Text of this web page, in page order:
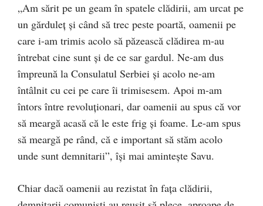
„Am sărit pe un geam în spatele clădirii, am urcat pe
un gărduleț și când să trec peste poartă, oamenii pe
care i-am trimis acolo să păzească clădirea m-au
întrebat cine sunt și de ce sar gardul. Ne-am dus
împreună la Consulatul Serbiei și acolo ne-am
întâlnit cu cei pe care îi trimisesem. Apoi m-am
întors între revoluționari, dar oamenii au spus că vor
să meargă acasă că le este frig și foame. Le-am spus
să meargă pe rând, că e important să stăm acolo
unde sunt demnitarii”, își mai amintește Savu.
Chiar dacă oamenii au rezistat în fața clădirii,